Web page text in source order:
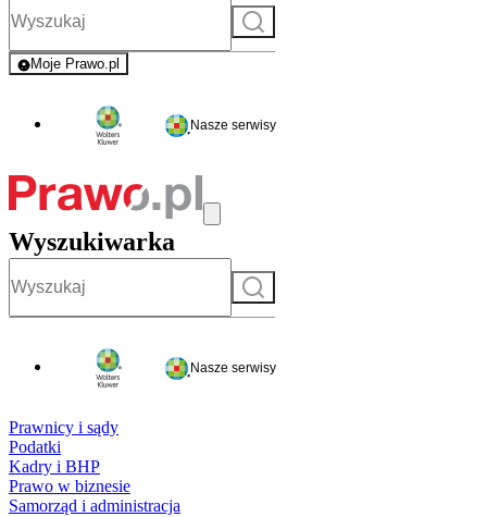
Szukaj
Moje Prawo.pl
- rejestracja i logowanie do serwisu
Nasze serwisy
Wyszukiwarka
Szukaj
Nasze serwisy
Prawnicy i sądy
Podatki
Kadry i BHP
Prawo w biznesie
Samorząd i administracja